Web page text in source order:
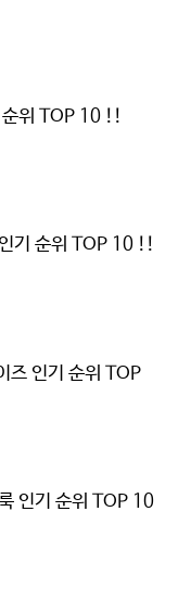
순위 TOP 10 !!
기 순위 TOP 10 !!
즈 인기 순위 TOP
인기 순위 TOP 10